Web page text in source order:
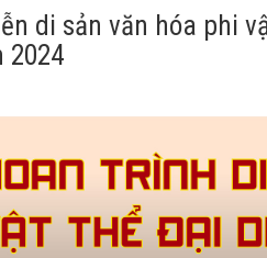
di sản văn hóa phi
2024